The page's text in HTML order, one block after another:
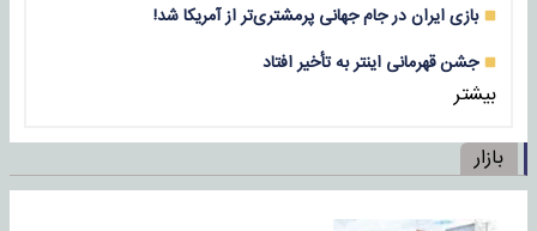
بازی‌ ایران در جام جهانی پرمشتری‌تر از آمریکا شد!
جشن قهرمانی اینتر به تأخیر افتاد
بیشتر
بازار